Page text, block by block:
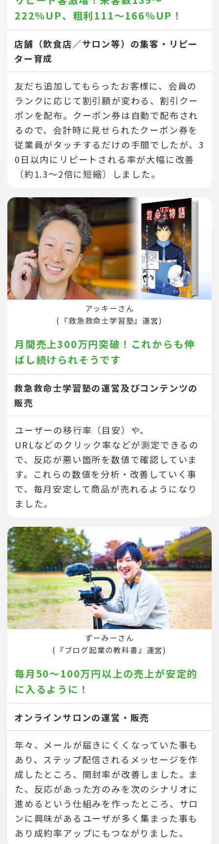
222％UP、 粗利111～166％UP！
店舗（飲食店／サロン等）の集客・リピー
ター育成
友だち追加してもらったお客様に、会員の
ランクに応じて割引額が変わる、割引クー
ポンを配布。クーポン券は自動で配布され
るので、会計時に見せられたクーポン券を
従業員がタッチするだけの手間でしたが、3
0日以内にリピートされる率が大幅に改善
（約1.3～2倍に短縮）しました。
アッキーさん
(『救急救命士学習塾』運営)
月間売上300万円突破！ これからも伸
ばし続けられそうです
救急救命士学習塾の運営及びコンテンツの
販売
ユーザーの移行率（目安）や、
URLなどのクリック率などが測定できるの
で、反応が悪い箇所を数値で確認していま
す。
これらの数値を分析・改善していく事
で、毎月安定して商品が売れるようになり
ました。
ずーみーさん
(『ブログ起業の教科書』運営)
毎月50～100万円以上の売上が安定的
に入るように！
オンラインサロンの運営・販売
年々、メールが届きにくくなっていた事も
あり、ステップ配信されるメッセージを作
成したところ、開封率が改善しました。ま
た、反応があった方のみを次のシナリオに
進めるという仕組みを作ったところ、サロ
ンに興味があるユーザが多く集まった事も
あり成約率アップにもつながりました。